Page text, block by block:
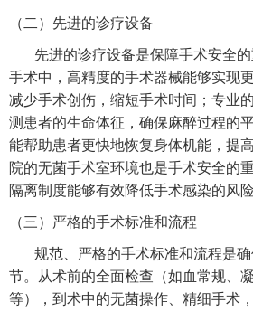
（二）先进的诊疗设备
先进的诊疗设备是保障手术安全
手术中，高精度的手术器械能够实现
减少手术创伤，缩短手术时间；专业
测患者的生命体征，确保麻醉过程的
能帮助患者更快地恢复身体机能，提
院的无菌手术室环境也是手术安全的
隔离制度能够有效降低手术感染的风险
（三）严格的手术标准和流程
规范、严格的手术标准和流程是
节。从术前的全面检查（如血常规、
等），到术中的无菌操作、精细手术